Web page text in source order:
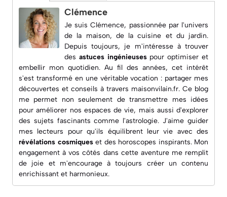
Clémence
Je suis Clémence, passionnée par l'univers
de la maison, de la cuisine et du jardin.
Depuis toujours, je m'intéresse à trouver
des astuces ingénieusespour optimiser et
embellir mon quotidien. Au fil des années, cet intérêt
s'est transformé en une véritable vocation : partager mes
découvertes et conseils à travers maisonvilain.fr. Ce blog
me permet non seulement de transmettre mes idées
pour améliorer nos espaces de vie, mais aussi d'explorer
des sujets fascinants comme l'astrologie. J'aime guider
mes lecteurs pour qu'ils équilibrent leur vie avec des
révélations cosmiqueset des horoscopes inspirants. Mon
engagement à vos côtés dans cette aventure me remplit
de joie et m'encourage à toujours créer un contenu
enrichissant et harmonieux.